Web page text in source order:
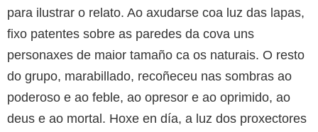
para ilustrar o relato. Ao axudarse coa luz das lapas,
fixo patentes sobre as paredes da cova uns
personaxes de maior tamaño ca os naturais. O resto
do grupo, marabillado, recoñeceu nas sombras ao
poderoso e ao feble, ao opresor e ao oprimido, ao
deus e ao mortal. Hoxe en día, a luz dos proxectores